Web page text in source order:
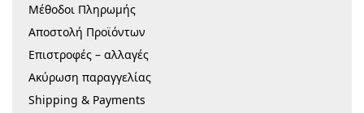
Μέθοδοι Πληρωμής
Αποστολή Προϊόντων
Επιστροφές – αλλαγές
Ακύρωση παραγγελίας
Shipping & Payments